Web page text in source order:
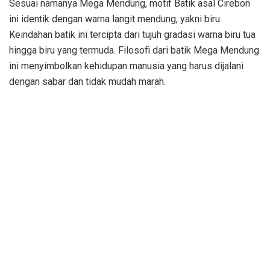
Sesuai namanya Mega Mendung, motif Batik asal Cirebon
ini identik dengan warna langit mendung, yakni biru.
Keindahan batik ini tercipta dari tujuh gradasi warna biru tua
hingga biru yang termuda. Filosofi dari batik Mega Mendung
ini menyimbolkan kehidupan manusia yang harus dijalani
dengan sabar dan tidak mudah marah.